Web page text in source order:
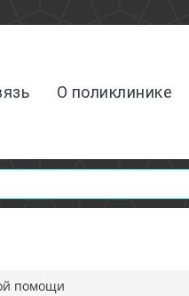
О поликлинике
помощи